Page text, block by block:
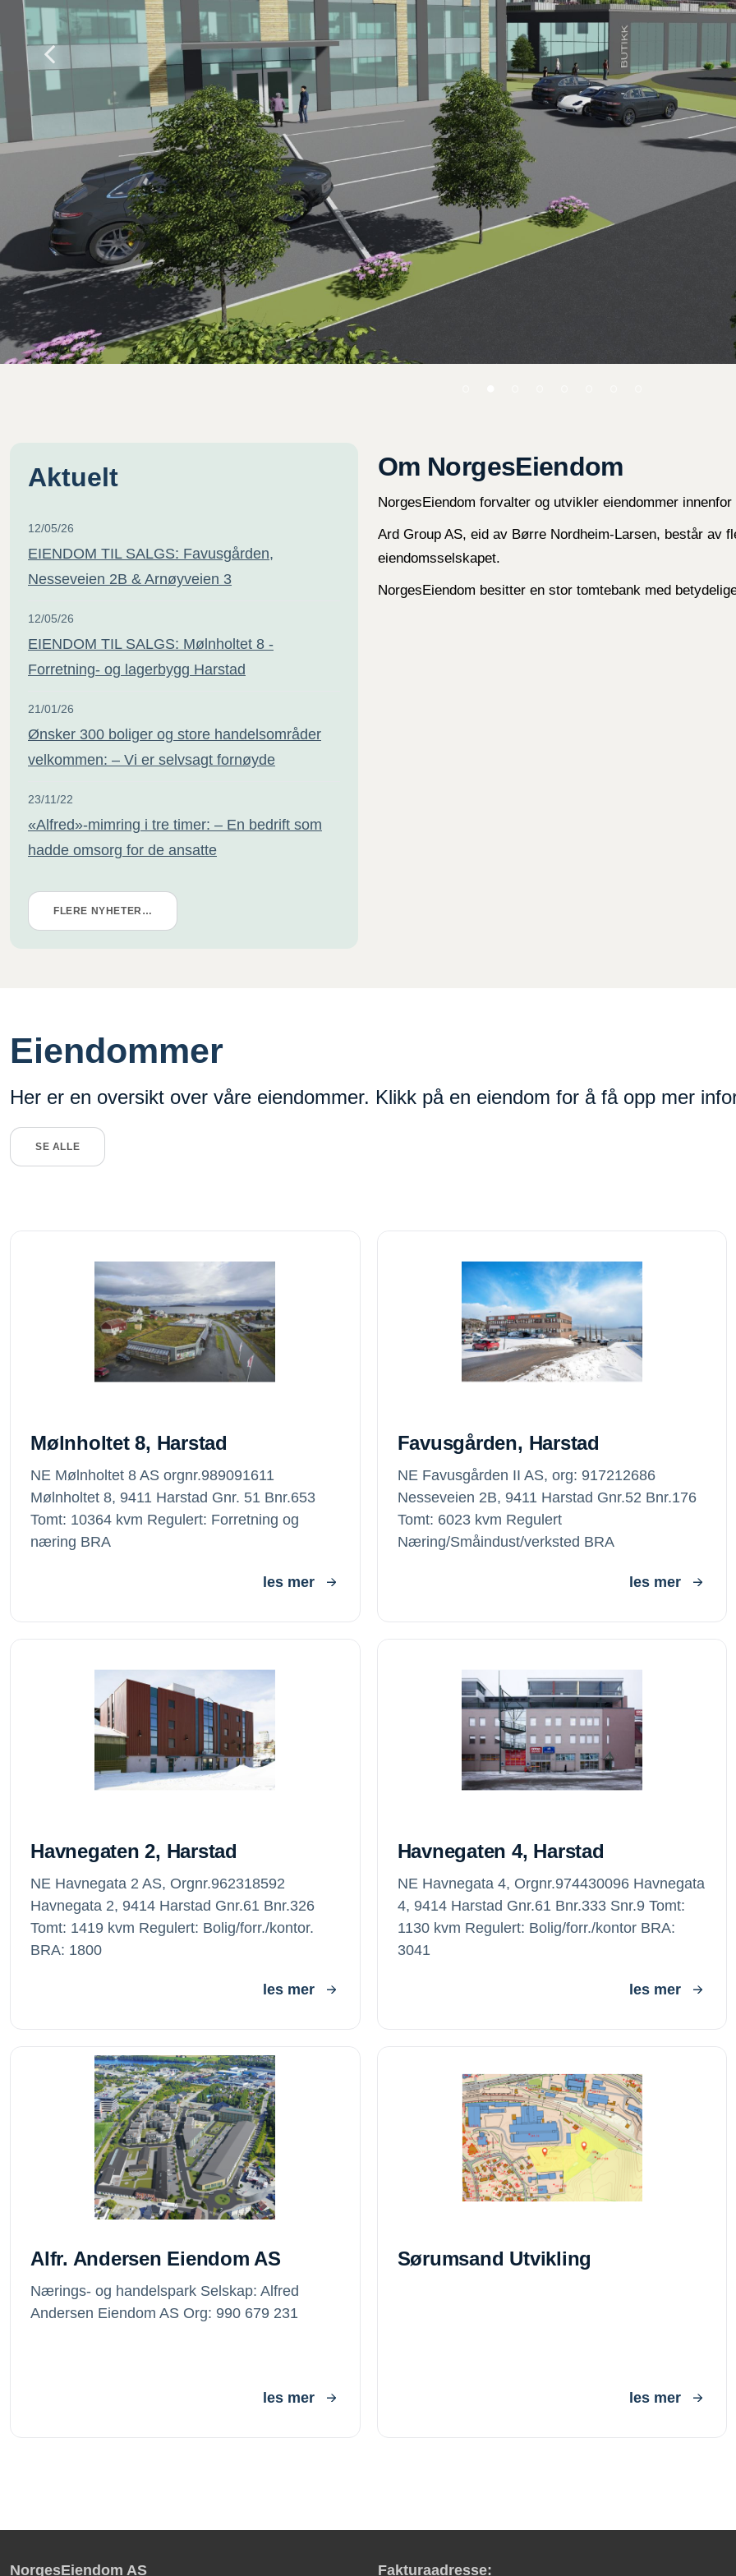
NorgesEiendom
NorgesEiendom forvalter og utvikler eiendommer innenfor segmentene, handel og kontor, industri og logistikk.
Aktuelt
12/05/26
EIENDOM TIL SALGS: Favusgården,
Nesseveien 2B & Arnøyveien 3
12/05/26
EIENDOM TIL SALGS: Mølnholtet 8 -
Forretning- og lagerbygg Harstad
21/01/26
Ønsker 300 boliger og store handelsområder
velkommen: – Vi er selvsagt fornøyde
23/11/22
«Alfred»-mimring i tre timer: – En bedrift som
hadde omsorg for de ansatte
FLERE NYHETER…
Om NorgesEiendom
NorgesEiendom forvalter og utvikler eiendommer
Ard Group AS, eid av Børre Nordheim-Larsen, består av
eiendomsselskapet.
NorgesEiendom besitter en stor tomtebank med
Eiendommer
Her er en oversikt over våre eiendommer. Klikk på en eiendom for å få opp mer
SE ALLE
Mølnholtet 8, Harstad
Mølnholtet 8, Harstad
NE Mølnholtet 8 AS orgnr.989091611
Mølnholtet 8, 9411 Harstad Gnr. 51 Bnr.653
Tomt: 10364 kvm Regulert: Forretning og
næring BRA
les mer
Favusgården, Harstad
Favusgården, Harstad
NE Favusgården II AS, org: 917212686
Nesseveien 2B, 9411 Harstad Gnr.52 Bnr.176
Tomt: 6023 kvm Regulert
Næring/Småindust/verksted BRA
les mer
Havnegaten 2, Harstad
Havnegaten 2, Harstad
NE Havnegata 2 AS, Orgnr.962318592
Havnegata 2, 9414 Harstad Gnr.61 Bnr.326
Tomt: 1419 kvm Regulert: Bolig/forr./kontor.
BRA: 1800
les mer
Havnegaten 4, Harstad
Havnegaten 4, Harstad
NE Havnegata 4, Orgnr.974430096 Havnegata
4, 9414 Harstad Gnr.61 Bnr.333 Snr.9 Tomt:
1130 kvm Regulert: Bolig/forr./kontor BRA:
3041
les mer
Alfr. Andersen Eiendom AS
Alfr. Andersen Eiendom AS
Nærings- og handelspark Selskap: Alfred
Andersen Eiendom AS Org: 990 679 231
les mer
Sørumsand Utvikling
Sørumsand Utvikling
les mer
NorgesEiendom AS Fakturaadresse: